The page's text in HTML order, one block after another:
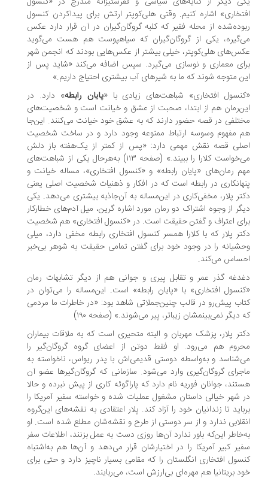
اشاره کنیم. وقتی هلی‌کوپتر ارتش برای پیداکردن کنسول
از محله فقیر که کلبه گروگان‌گیران در آن قرار دارد عکس
یکی از گروگان‌گیران که سیاهپوست هم هست می‌گوید
هلی‌کوپتر، خیلی بیشتر از عکس‌هایی بودند که انجمن شهر
معماری و نوسازی می‌گیرد. سپس اضافه می‌کند «شاید پس از
متوجه شوند که ما به شیرهای آب بیشتری احتیاج داریم.»
افتخاری» شباهت‌های زیادی با «پایان رابطه» دارد. در
هم از ابتدا، صحبت از عشق و خیانت است و شخصیت‌های
در قصه حضور دارند که به عشق خود خیانت می‌کنند. این‌جا
مفهوم وسوسه ارتباط ممنوعه وجود دارد و در ساخت شخصیت
قصه نقش مهمی دارد: «پس از کمتر از یک‌هفته باز دلش
می‌خواست کلارا را ببیند.» (صفحه ۱۱۳) به‌هرحال یکی از شباهت‌های
رمان‌های «پایان رابطه» و «کنسول افتخاری»، مساله خیانت و
در رابطه است که در افکار و ذهنیات شخصیت اصلی یعنی
پلار، مخفی‌کاری در این‌مساله به آن‌جاذبه بیشتری می‌دهد. یکی
از وجوه اشتراک دو رمان مورد اشاره گرین، میل آدم‌های خطارکار
اعتراف و گفتن حقیقت است. در «کنسول افتخاری» هم شخصیت
پلار که با کلارا همسر کنسول افتخاری رابطه مخفی دارد، میلی
را در وجود خود برای گفتن تمامی حقیقت به شوهر بی‌خبر
می‌کند.
گذر عمر و تقابل پیری و جوانی هم از دیگر تشابهات رمان
افتخاری» با «پایان رابطه» است. این‌مساله را می‌توان در
پیش‌رو در قالب چنین‌جملاتی شاهد بود: «در خاطرات ما مردمی
دیگر نمی‌بینمشان زیباتر، پیر می‌شوند.» (صفحه ۱۹۰)
پلار، پزشک مهربان و البته متحیری است که به ملاقات بیماران
هم می‌رود. او فقط دوتن از اعضای گروه گروگان‌گیر را
و به‌واسطه دوستی قدیمی‌اش با پدر ریواس، ناخواسته به
گروگان‌گیری وارد می‌شود. سازمانی که گروگان‌گیرها عضو آن
جوانان فوریه نام دارد که پاراگوئه کاری از پیش نبرده و حالا
شهر خیالی داستان مشغول عملیات شده و خواسته سفیر آمریکا را
تا زندانیان خود را آزاد کند. پلار اعتقادی به نقشه‌های این‌گروه
ندارد و از سر دوستی از طرح و نقشه‌شان مطلع شده است. او
این‌که باور ندارد آن‌ها روزی دست به عمل بزنند، اطلاعات سفر
کبیر آمریکا را در اختیارشان قرار می‌دهد و آن‌ها هم به‌اشتباه
افتخاری انگلستان را که مقامی بسیار ناچیز دارد و حتی برای
بریتانیا هم مهره‌ای بی‌ارزش است، می‌ربایند.